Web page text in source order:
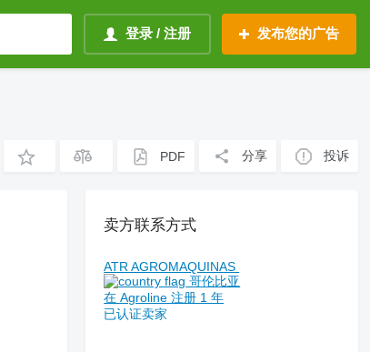
登录 / 注册 发布您的广告
PDF 分享 投诉
卖方联系方式
ATR AGROMAQUINAS
哥伦比亚
在 Agroline 注册 1 年
已认证卖家